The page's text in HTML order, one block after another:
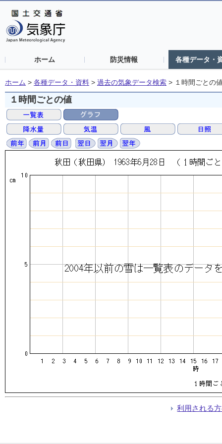
ホーム 防災情報 各種データ・
ホーム > 各種データ・資料 > 過去の気象データ検索 > １時間ごとの
１時間ごとの値
利用される